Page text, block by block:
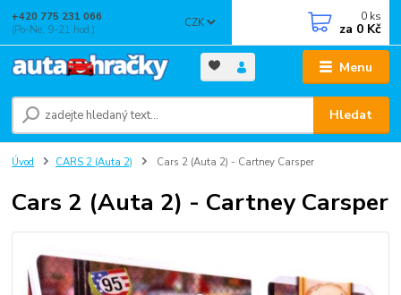
Menu
CZK
Hledat
+420 775 231 066
(Po-Ne, 9-21 hod.)
0 ks
za 0 Kč
Úvod CARS 2 (Auta 2) Cars 2 (Auta 2) - Cartney Carsper
Cars 2 (Auta 2) - Cartney Carsper